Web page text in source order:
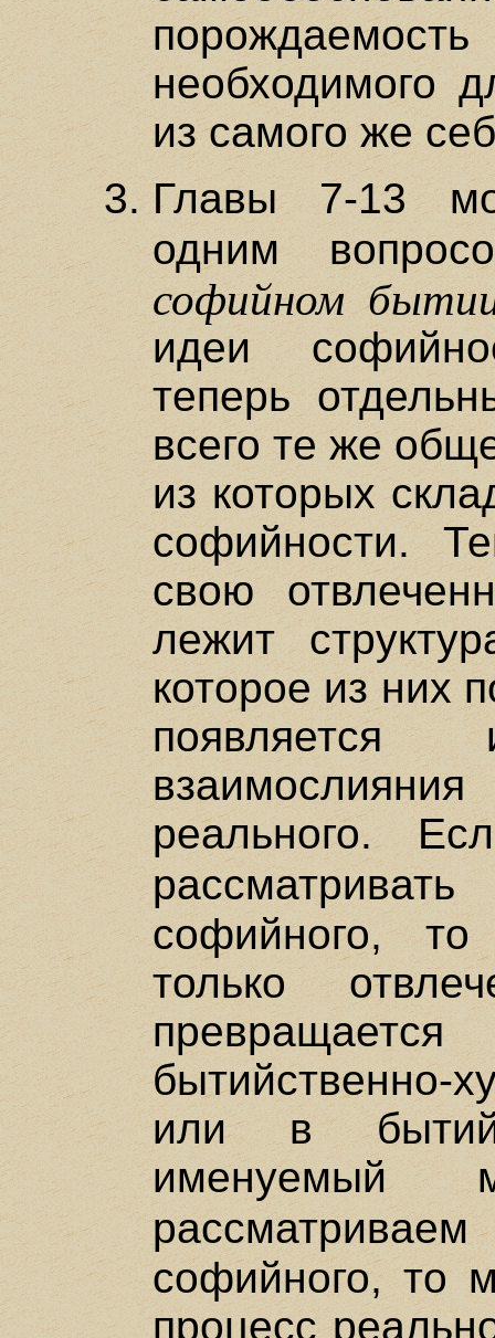
необходимого
из самого же
Главы 7-13
одним
софийном
идеи
теперь
всего те же
из которых
софийности.
свою
лежит
которое из них
реального.
софийного,
только
бытийственно-
или в
софийного, то
процесс